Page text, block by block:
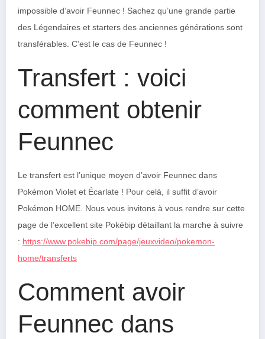
impossible d’avoir Feunnec ! Sachez qu’une grande partie
des Légendaires et starters des anciennes générations sont
transférables. C’est le cas de Feunnec !
Transfert : voici
comment obtenir
Feunnec
Le transfert est l’unique moyen d’avoir Feunnec dans
Pokémon Violet et Écarlate ! Pour celà, il suffit d’avoir
Pokémon HOME. Nous vous invitons à vous rendre sur cette
page de l’excellent site Pokébip détaillant la marche à suivre
: https://www.pokebip.com/page/jeuxvideo/pokemon-
home/transferts
Comment avoir
Feunnec dans